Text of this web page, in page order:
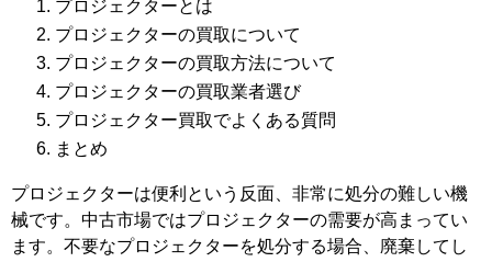
プロジェクターとは
プロジェクターの買取について
プロジェクターの買取方法について
プロジェクターの買取業者選び
プロジェクター買取でよくある質問
まとめ
プロジェクターは便利という反面、非常に処分の難しい機
械です。中古市場ではプロジェクターの需要が高まってい
ます。不要なプロジェクターを処分する場合、廃棄してし